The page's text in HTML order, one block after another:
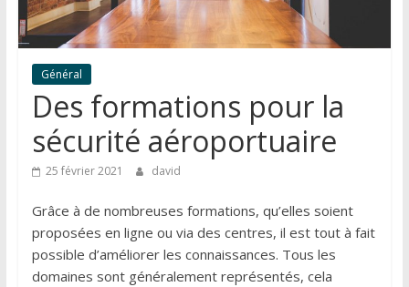
Général
Des formations pour la
sécurité aéroportuaire
25 février 2021 david
Grâce à de nombreuses formations, qu’elles soient
proposées en ligne ou via des centres, il est tout à fait
possible d’améliorer les connaissances. Tous les
domaines sont généralement représentés, cela